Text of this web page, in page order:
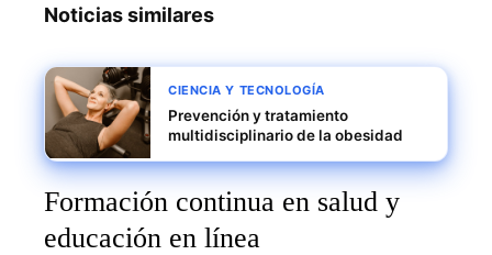
Noticias similares
CIENCIA Y TECNOLOGÍA
Prevención y tratamiento
multidisciplinario de la obesidad
Formación continua en salud y
educación en línea